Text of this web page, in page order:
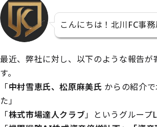
こんにちは！北川FC事務
最近、弊社に対し、以下のような報告が
す。
「中村雪恵氏、松原麻美氏 からの紹介
た」
「株式市場達人クラブ」というグループ